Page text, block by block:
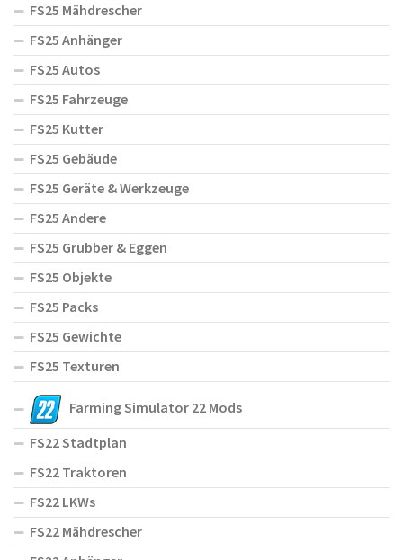
FS25 Mähdrescher
FS25 Anhänger
FS25 Autos
FS25 Fahrzeuge
FS25 Kutter
FS25 Gebäude
FS25 Geräte & Werkzeuge
FS25 Andere
FS25 Grubber & Eggen
FS25 Objekte
FS25 Packs
FS25 Gewichte
FS25 Texturen
Farming Simulator 22 Mods
FS22 Stadtplan
FS22 Traktoren
FS22 LKWs
FS22 Mähdrescher